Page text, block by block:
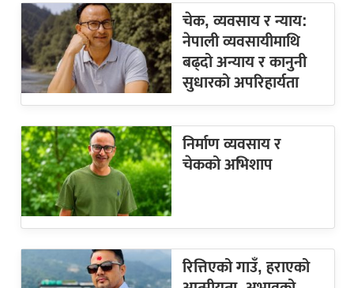
चेक, व्यवसाय र न्याय:
नेपाली व्यवसायीमाथि
बढ्दो अन्याय र कानुनी
सुधारको अपरिहार्यता
निर्माण व्यवसाय र
चेकको अभिशाप
रित्तिएको गाउँ, हराएको